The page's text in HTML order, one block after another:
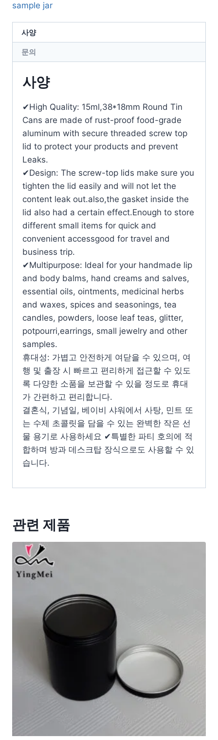
sample jar
사양
문의
사양
✔High Quality: 15ml,38*18mm Round Tin
Cans are made of rust-proof food-grade
aluminum with secure threaded screw top
lid to protect your products and prevent
Leaks.
✔Design: The screw-top lids make sure you
tighten the lid easily and will not let the
content leak out.also,the gasket inside the
lid also had a certain effect.Enough to store
different small items for quick and
convenient accessgood for travel and
business trip.
✔Multipurpose: Ideal for your handmade lip
and body balms, hand creams and salves,
essential oils, ointments, medicinal herbs
and waxes, spices and seasonings, tea
candles, powders, loose leaf teas, glitter,
potpourri,earrings, small jewelry and other
samples.
휴대성: 가볍고 안전하게 여닫을 수 있으며, 여
행 및 출장 시 빠르고 편리하게 접근할 수 있도
록 다양한 소품을 보관할 수 있을 정도로 휴대
가 간편하고 편리합니다.
결혼식, 기념일, 베이비 샤워에서 사탕, 민트 또
는 수제 초콜릿을 담을 수 있는 완벽한 작은 선
물 용기로 사용하세요 ✔특별한 파티 호의에 적
합하며 방과 데스크탑 장식으로도 사용할 수 있
습니다.
관련 제품